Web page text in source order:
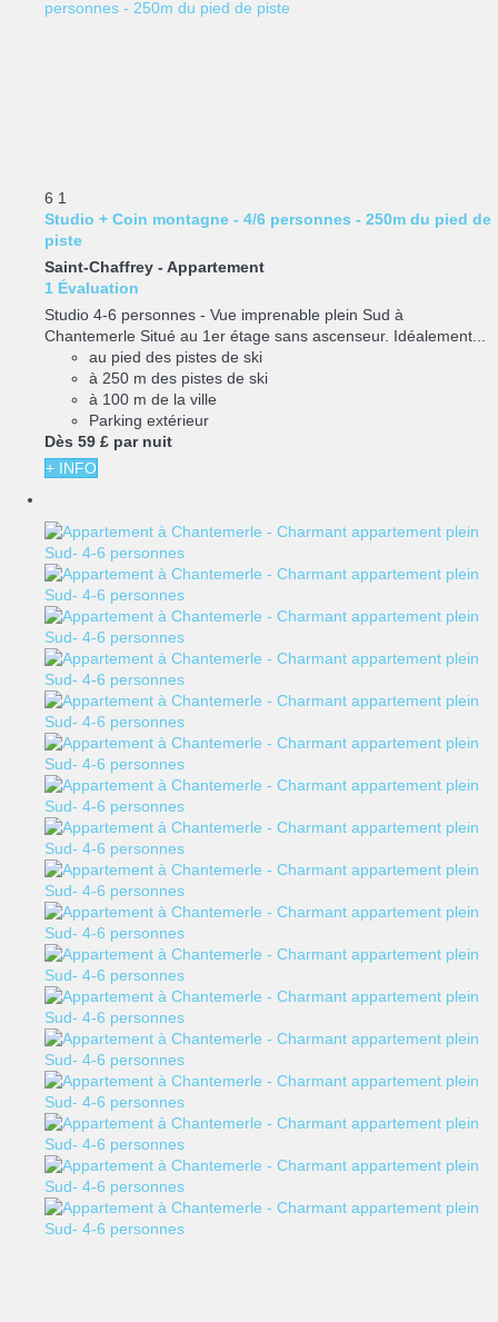
6 1
Studio + Coin montagne - 4/6 personnes - 250m du pied de
piste
Saint-Chaffrey - Appartement
1 Évaluation
Studio 4-6 personnes - Vue imprenable plein Sud à
Chantemerle Situé au 1er étage sans ascenseur. Idéalement...
au pied des pistes de ski
à 250 m des pistes de ski
à 100 m de la ville
Parking extérieur
Dès 59 £ par nuit
+ INFO